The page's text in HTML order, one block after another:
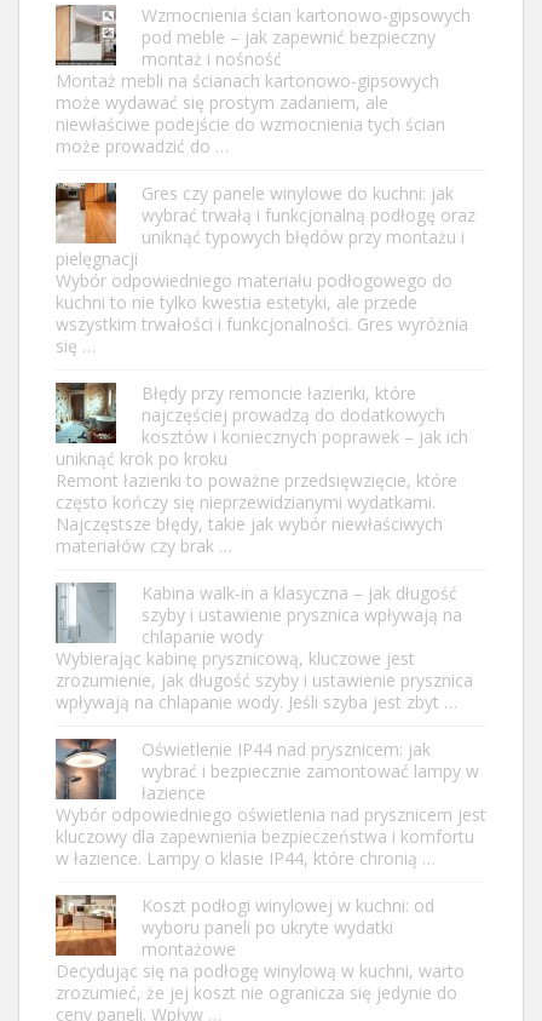
Wzmocnienia ścian kartonowo-gipsowych
pod meble – jak zapewnić bezpieczny
montaż i nośność
Montaż mebli na ścianach kartonowo-gipsowych
może wydawać się prostym zadaniem, ale
niewłaściwe podejście do wzmocnienia tych ścian
może prowadzić do …
Gres czy panele winylowe do kuchni: jak
wybrać trwałą i funkcjonalną podłogę oraz
uniknąć typowych błędów przy montażu i
pielęgnacji
Wybór odpowiedniego materiału podłogowego do
kuchni to nie tylko kwestia estetyki, ale przede
wszystkim trwałości i funkcjonalności. Gres wyróżnia
się …
Błędy przy remoncie łazienki, które
najczęściej prowadzą do dodatkowych
kosztów i koniecznych poprawek – jak ich
uniknąć krok po kroku
Remont łazienki to poważne przedsięwzięcie, które
często kończy się nieprzewidzianymi wydatkami.
Najczęstsze błędy, takie jak wybór niewłaściwych
materiałów czy brak …
Kabina walk-in a klasyczna – jak długość
szyby i ustawienie prysznica wpływają na
chlapanie wody
Wybierając kabinę prysznicową, kluczowe jest
zrozumienie, jak długość szyby i ustawienie prysznica
wpływają na chlapanie wody. Jeśli szyba jest zbyt …
Oświetlenie IP44 nad prysznicem: jak
wybrać i bezpiecznie zamontować lampy w
łazience
Wybór odpowiedniego oświetlenia nad prysznicem jest
kluczowy dla zapewnienia bezpieczeństwa i komfortu
w łazience. Lampy o klasie IP44, które chronią …
Koszt podłogi winylowej w kuchni: od
wyboru paneli po ukryte wydatki
montażowe
Decydując się na podłogę winylową w kuchni, warto
zrozumieć, że jej koszt nie ogranicza się jedynie do
ceny paneli. Wpływ …